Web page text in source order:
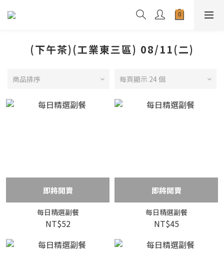
(下午茶)(工業東三區) 08/11(二)
商品排序 每頁顯示 24 個
即將開賣
每日精選副餐
NT$52
即將開賣
每日精選副餐
NT$45